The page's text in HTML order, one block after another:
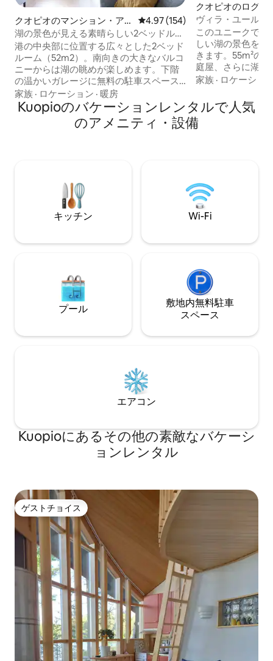
クオピオのマンション・アパ
ート
レビュー154件、5つ星中4.97つ
4.97 (154)
湖の景色が見える素晴らしい2ベッドルー
ム+ガレージスペース
港の中央部に位置する広々とした2ベッド
ルーム（52m2）。南向きの大きなバルコ
ニーからは湖の眺めが楽しめます。下階
の温かいガレージに無料の駐車スペース
があり、アパートへはエレベーターでア
クセスできます。電気自動車の充電、消
費量に応じて料金が発生します。バリア
フリー。冷却エアヒートポンプ。 160cm
は、総合的なジム設備を備えた1階の住宅
ビルのジムを利用できます。
家族 · ロケーション · 暖房
クオピオのログハ
ヴィラ・ユールス
んのプール
このユニークで静
しい湖の景色を
きます。55m²の
庭屋、さらに湖畔
ーベキューエリア
釣りやベリーの採
た地形があります
ロ、リイステヴェ
ジーの使用料が含
家族 · ロケーショ
Kuopioのバケーションレンタルで人気
のアメニティ・設備
キッチン Wi-Fi
プール
敷地内無料駐⁠車
ス⁠ペ⁠ー⁠ス
エアコン
Kuopioにあるその他の素敵なバケーシ
ョンレンタル
ゲストチョイス
ゲストチョイス